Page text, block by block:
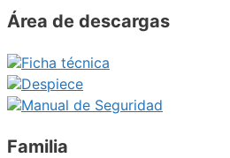
Área de descargas
Ficha técnica
Despiece
Manual de Seguridad
Familia